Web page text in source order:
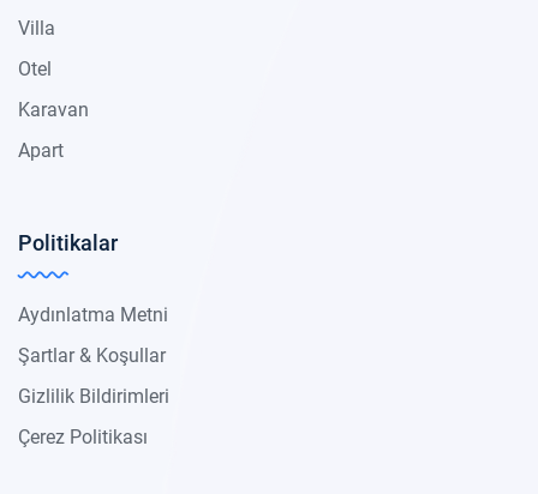
Villa
Otel
Karavan
Apart
Politikalar
Aydınlatma Metni
Şartlar & Koşullar
Gizlilik Bildirimleri
Çerez Politikası